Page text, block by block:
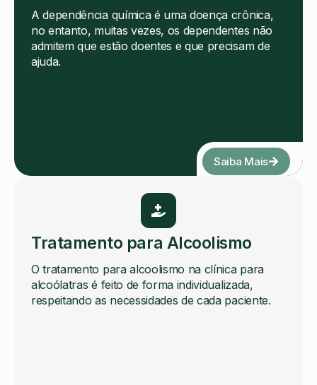
A dependência química é uma doença crônica,
no entanto, muitas vezes, os dependentes não
admitem que estão doentes e que precisam de
ajuda.
Saiba Mais
Tratamento para Alcoolismo
O tratamento para alcoolismo na clínica para
alcoólatras é feito de forma individualizada,
respeitando as necessidades de cada paciente.